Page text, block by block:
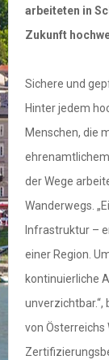
arbeiteten in
Zukunft
Sichere und
Hinter jedem
Menschen, die
der Wege
Wanderwegs.
Infrastruktur –
einer Region.
kontinuierliche
unverzichtbar.“,
von Österreichs